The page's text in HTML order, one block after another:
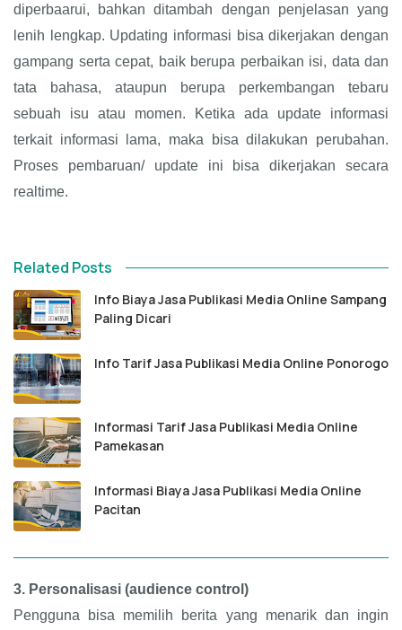
diperbaarui, bahkan ditambah dengan penjelasan yang
lenih lengkap. Updating informasi bisa dikerjakan dengan
gampang serta cepat, baik berupa perbaikan isi, data dan
tata bahasa, ataupun berupa perkembangan tebaru
sebuah isu atau momen. Ketika ada update informasi
terkait informasi lama, maka bisa dilakukan perubahan.
Proses pembaruan/ update ini bisa dikerjakan secara
realtime.
Related Posts
Info Biaya Jasa Publikasi Media Online Sampang
Paling Dicari
Info Tarif Jasa Publikasi Media Online Ponorogo
Informasi Tarif Jasa Publikasi Media Online
Pamekasan
Informasi Biaya Jasa Publikasi Media Online
Pacitan
3. Personalisasi (audience control)
Pengguna bisa memilih berita yang menarik dan ingin